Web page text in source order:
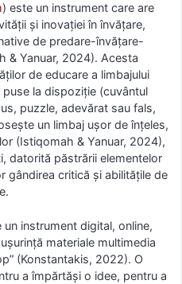
) este un instrument care are
și inovației în învățare,
de predare-învățare-
& Yanuar, 2024). Acesta
de educare a limbajului
la dispoziție (cuvântul
puzzle, adevărat sau fals,
un limbaj ușor de înțeles,
(Istiqomah & Yanuar, 2024),
datorită păstrării elementelor
gândirea critică și abilitățile de
un instrument digital, online,
materiale multimedia
(Konstantakis, 2022). O
a împărtăși o idee, pentru a